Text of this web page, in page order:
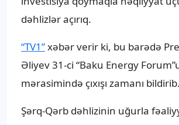
dəhlizlər açırıq.
“TV1”xəbər verir ki, bu barədə
Əliyev 31-ci “Baku Energy
mərasimində çıxışı zamanı bildirib.
Şərq-Qərb dəhlizinin uğurla